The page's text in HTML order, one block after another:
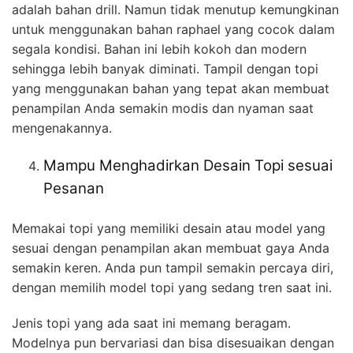
adalah bahan drill. Namun tidak menutup kemungkinan
untuk menggunakan bahan raphael yang cocok dalam
segala kondisi. Bahan ini lebih kokoh dan modern
sehingga lebih banyak diminati. Tampil dengan topi
yang menggunakan bahan yang tepat akan membuat
penampilan Anda semakin modis dan nyaman saat
mengenakannya.
Mampu Menghadirkan Desain Topi sesuai
Pesanan
Memakai topi yang memiliki desain atau model yang
sesuai dengan penampilan akan membuat gaya Anda
semakin keren. Anda pun tampil semakin percaya diri,
dengan memilih model topi yang sedang tren saat ini.
Jenis topi yang ada saat ini memang beragam.
Modelnya pun bervariasi dan bisa disesuaikan dengan